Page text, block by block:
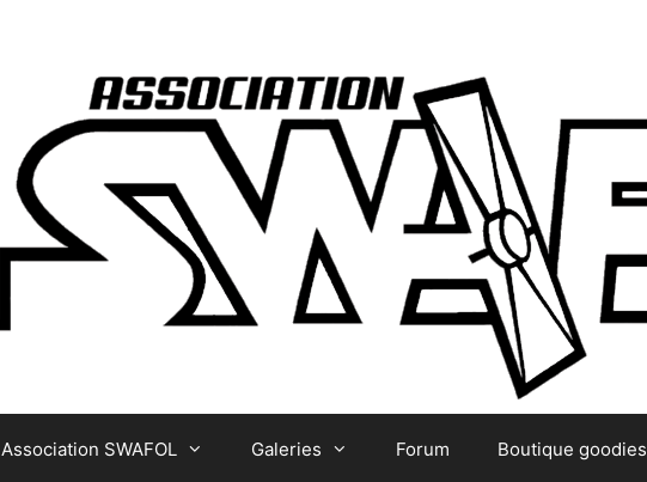
Association SWAFOL Galeries Forum Boutique goodies